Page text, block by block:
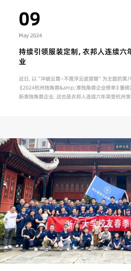
09
May 2024
持续引领服装定制，衣邦人连续
业
近日，以“冲破云霄—不畏浮云遮望眼”为主题的第
《2024杭州独角兽&amp;准独角兽企业榜单》重
新准独角兽企业，这也是衣邦人连续六年荣登杭州准